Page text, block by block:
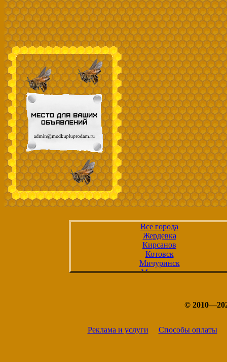
Все города
Жердевка
Кирсанов
Котовск
Мичуринск
Моршанск
©
Реклама и услуги Способы оплаты